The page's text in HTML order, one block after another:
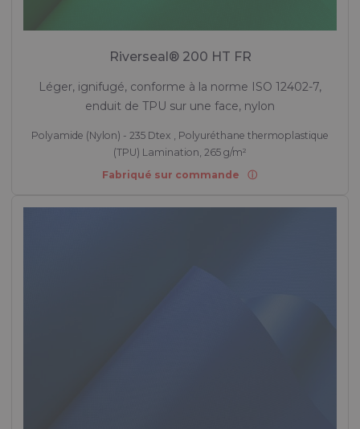
Riverseal® 200 HT FR
Léger, ignifugé, conforme à la norme ISO 12402-7,
enduit de TPU sur une face, nylon
Polyamide (Nylon) - 235 Dtex , Polyuréthane thermoplastique
(TPU) Lamination, 265 g/m²
Fabriqué sur commande